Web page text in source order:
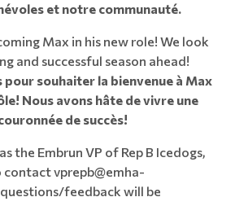
et notre communauté.
Max in his new role! We look
and successful season ahead!
pour souhaiter la bienvenue à Max
Nous avons hâte de vivre une
de succès!
the Embrun VP of Rep B Icedogs,
contactvprepb@emha-
feedback will be